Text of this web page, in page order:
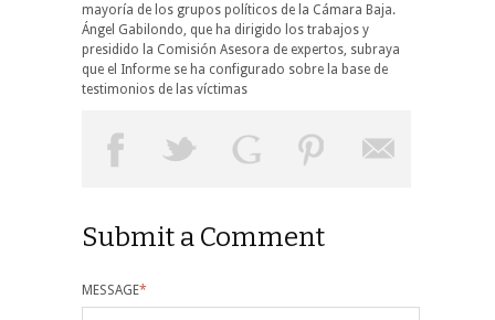
mayoría de los grupos políticos de la Cámara Baja.
Ángel Gabilondo, que ha dirigido los trabajos y
presidido la Comisión Asesora de expertos, subraya
que el Informe se ha configurado sobre la base de
testimonios de las víctimas
Submit a Comment
MESSAGE*